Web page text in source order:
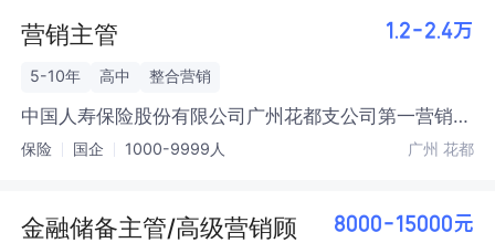
营销主管 1.2-2.4万
5-10年 高中 整合营销
中国人寿保险股份有限公司广州花都支公司第一营销
服务部(非凡团队)
保险 国企 1000-9999人 广州 花都
金融储备主管/高级营销顾
8000-15000元